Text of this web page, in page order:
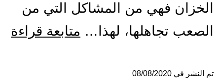
الخزان فهي من المشاكل التي من
الصعب تجاهلها، لهذا… متابعة قراءة
تم النشر في 08/08/2020